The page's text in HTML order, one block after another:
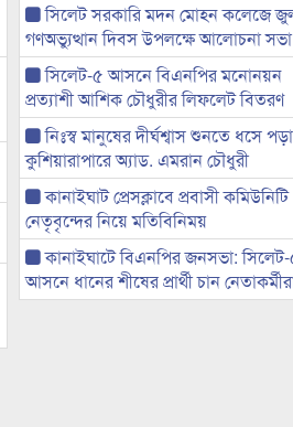
সিলেট সরকারি মদন মোহন কলেজে
গণঅভ্যুত্থান দিবস উপলক্ষে আলোচনা সভা
সিলেট-৫ আসনে বিএনপির মনোনয়ন
প্রত্যাশী আশিক চৌধুরীর লিফলেট বিতরণ
নিঃস্ব মানুষের দীর্ঘশ্বাস শুনতে ধসে পড়া
কুশিয়ারাপারে অ্যাড. এমরান চৌধুরী
কানাইঘাট প্রেসক্লাবে প্রবাসী কমিউনিটি
নেতৃবৃন্দের নিয়ে মতিবিনিময়
কানাইঘাটে বিএনপির জনসভা:
আসনে ধানের শীষের প্রার্থী চান